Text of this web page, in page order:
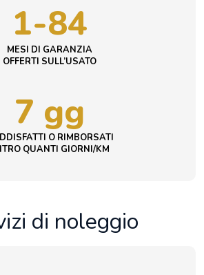
1-84
MESI DI GARANZIA
OFFERTI SULL’USATO
7 gg
O RIMBORSATI
QUANTI GIORNI/KM
di noleggio